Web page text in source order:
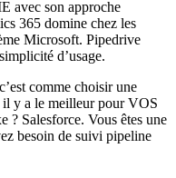
avec son approche
365 domine chez les
Microsoft. Pipedrive
d’usage.
comme choisir une
il y a le meilleur pour VOS
? Salesforce. Vous êtes une
besoin de suivi pipeline